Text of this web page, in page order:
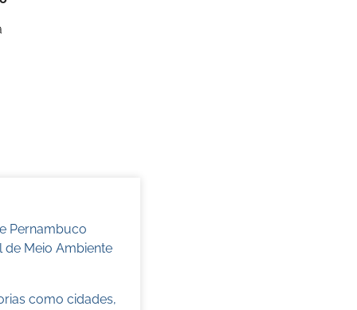
Pernambuco
de Meio Ambiente
como cidades,